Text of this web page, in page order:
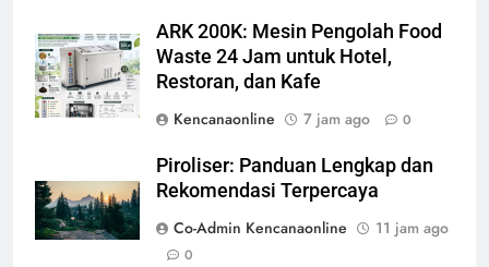
ARK 200K: Mesin Pengolah Food
Waste 24 Jam untuk Hotel,
Restoran, dan Kafe
Kencanaonline
7 jam ago 0
Piroliser: Panduan Lengkap dan
Rekomendasi Terpercaya
Co-Admin Kencanaonline
11 jam ago
0